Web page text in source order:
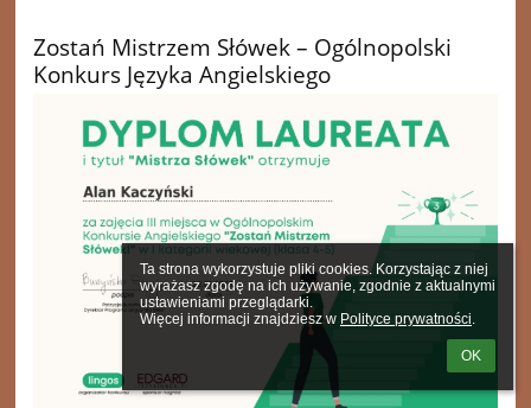
Ta strona wykorzystuje pliki cookies. Korzystając z niej
wyrażasz zgodę na ich używanie, zgodnie z aktualnymi
ustawieniami przeglądarki.
Więcej informacji znajdziesz w Polityce prywatności.
OK
Zostań Mistrzem Słówek – Ogólnopolski
Konkurs Języka Angielskiego